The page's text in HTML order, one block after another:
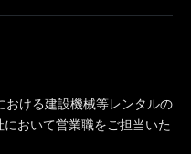
おける建設機械等レンタルの
おいて営業職をご担当いた